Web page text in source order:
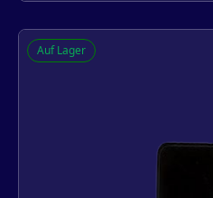
Q-lon witte
Auf Lager